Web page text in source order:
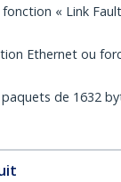
« Link
Ethernet ou
de 1632